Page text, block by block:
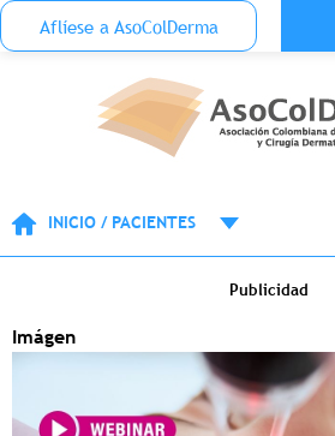
Pasar al contenido principal
Menu Top Anónimo
Aflíese a AsoColDerma
INICIO / PACIENTES
Publicidad
Imágen